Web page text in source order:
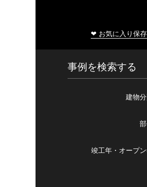
❤ お気に入り保
事例を検索する
建物
竣工年・ オープ